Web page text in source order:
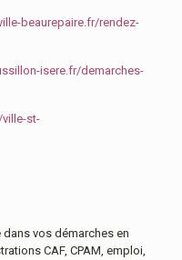
beaurepaire.fr/rendez-
isere.fr/demarches-
st-
dans vos démarches en
CAF, CPAM, emploi,